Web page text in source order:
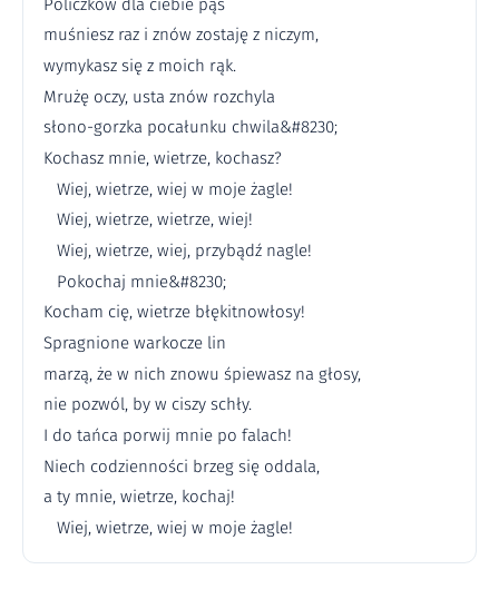
Policzków dla ciebie pąs
muśniesz raz i znów zostaję z niczym,
wymykasz się z moich rąk.
Mrużę oczy, usta znów rozchyla
słono-gorzka pocałunku chwila&#8230;
Kochasz mnie, wietrze, kochasz?
Wiej, wietrze, wiej w moje żagle!
Wiej, wietrze, wietrze, wiej!
Wiej, wietrze, wiej, przybądź nagle!
Pokochaj mnie&#8230;
Kocham cię, wietrze błękitnowłosy!
Spragnione warkocze lin
marzą, że w nich znowu śpiewasz na głosy,
nie pozwól, by w ciszy schły.
I do tańca porwij mnie po falach!
Niech codzienności brzeg się oddala,
a ty mnie, wietrze, kochaj!
Wiej, wietrze, wiej w moje żagle!